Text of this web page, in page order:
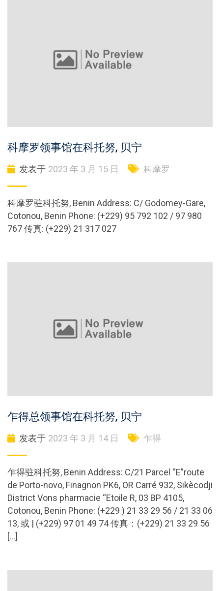
科摩罗领事馆在科托努, 贝宁
发表于 2023 年 3 月 15 日 科摩罗
科摩罗驻科托努, Benin Address: C/ Godomey-Gare,
Cotonou, Benin Phone: (+229) 95 792 102 / 97 980
767 传真: (+229) 21 317 027
乍得总领事馆在科托努, 贝宁
发表于 2023 年 3 月 14 日 乍得
乍得驻科托努, Benin Address: C/21 Parcel “E”route
de Porto-novo, Finagnon PK6, OR Carré 932, Sikècodji
District Vons pharmacie “Etoile R, 03 BP 4105,
Cotonou, Benin Phone: (+229 ) 21 33 29 56 / 21 33 06
13, 或 | (+229) 97 01 49 74 传真：(+229) 21 33 29 56
[…]